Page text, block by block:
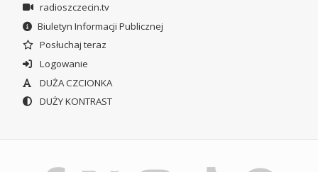
radioszczecin.tv
Biuletyn Informacji Publicznej
Posłuchaj teraz
Logowanie
DUŻA CZCIONKA
DUŻY KONTRAST